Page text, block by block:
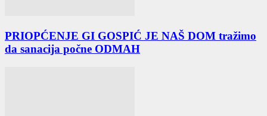
PRIOPĆENJE GI GOSPIĆ JE NAŠ DOM tražimo
da sanacija počne ODMAH